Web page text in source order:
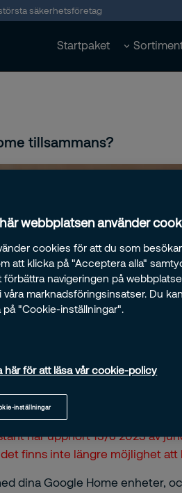
säkerhetsföretag
Startpaket
tillsammans?
har upphört 13/6 2023 av
finns inte längre möjlighet
dina Google Home enheter,
webbplatsen använder
cookies för att du som
att klicka på "Acceptera alla"
förbättra navigeringen på
våra marknadsföringsinsatser. Du
på "Cookie-inställningar".
här för att läsa vår cookie-policy
inställningar